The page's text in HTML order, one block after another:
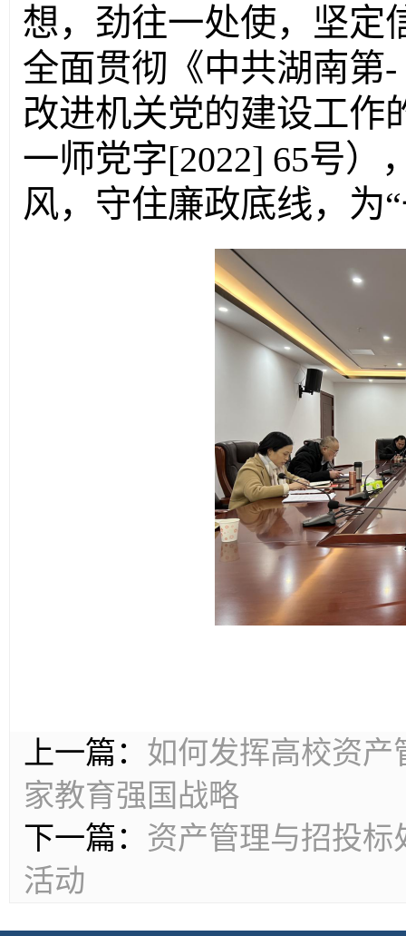
想，劲往一处使， 坚定
全面贯彻《中共湖南第-
改进机关党的建设工作
一师党字[2022] 65号）
风，守住廉政底线，为
上一篇： 如何发挥高校资产
家教育强国战略
下一篇： 资产管理与招投
活动